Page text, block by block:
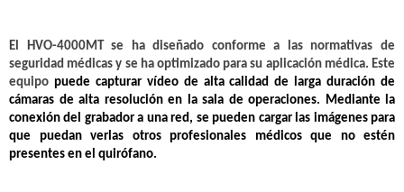
El HVO-4000MT se ha diseñado conforme a las normativas de
seguridad médicas y se ha optimizado para su aplicación médica. Este
equipo puede capturar vídeo de alta calidad de larga duración de
cámaras de alta resolución en la sala de operaciones. Mediante la
conexión del grabador a una red, se pueden cargar las imágenes para
que puedan verlas otros profesionales médicos que no estén
presentes en el quirófano.